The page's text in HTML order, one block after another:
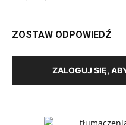
ZOSTAW ODPOWIEDŹ
ZALOGUJ SIĘ,